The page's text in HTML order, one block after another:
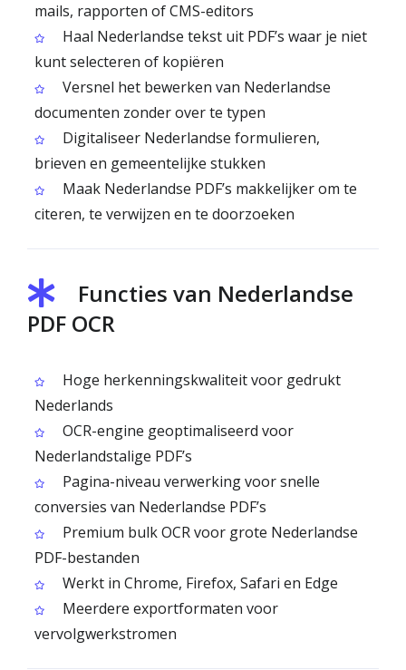
mails, rapporten of CMS-editors
Haal Nederlandse tekst uit PDF’s waar je niet
kunt selecteren of kopiëren
Versnel het bewerken van Nederlandse
documenten zonder over te typen
Digitaliseer Nederlandse formulieren,
brieven en gemeentelijke stukken
Maak Nederlandse PDF’s makkelijker om te
citeren, te verwijzen en te doorzoeken
Functies van Nederlandse
PDF OCR
Hoge herkenningskwaliteit voor gedrukt
Nederlands
OCR-engine geoptimaliseerd voor
Nederlandstalige PDF’s
Pagina-niveau verwerking voor snelle
conversies van Nederlandse PDF’s
Premium bulk OCR voor grote Nederlandse
PDF-bestanden
Werkt in Chrome, Firefox, Safari en Edge
Meerdere exportformaten voor
vervolgwerkstromen